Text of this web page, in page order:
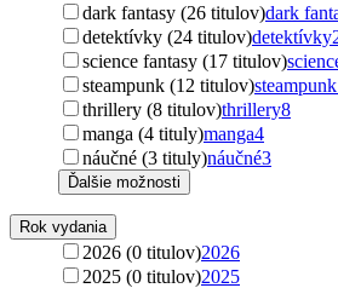
dark fantasy (26 titulov)dark
detektívky (24 titulov)detektívky
science fantasy (17 titulov)
steampunk (12 titulov)steampunk
thrillery (8 titulov)thrillery8
manga (4 tituly)manga4
náučné (3 tituly)náučné3
Ďalšie možnosti
Rok vydania
2026 (0 titulov)2026
2025 (0 titulov)2025